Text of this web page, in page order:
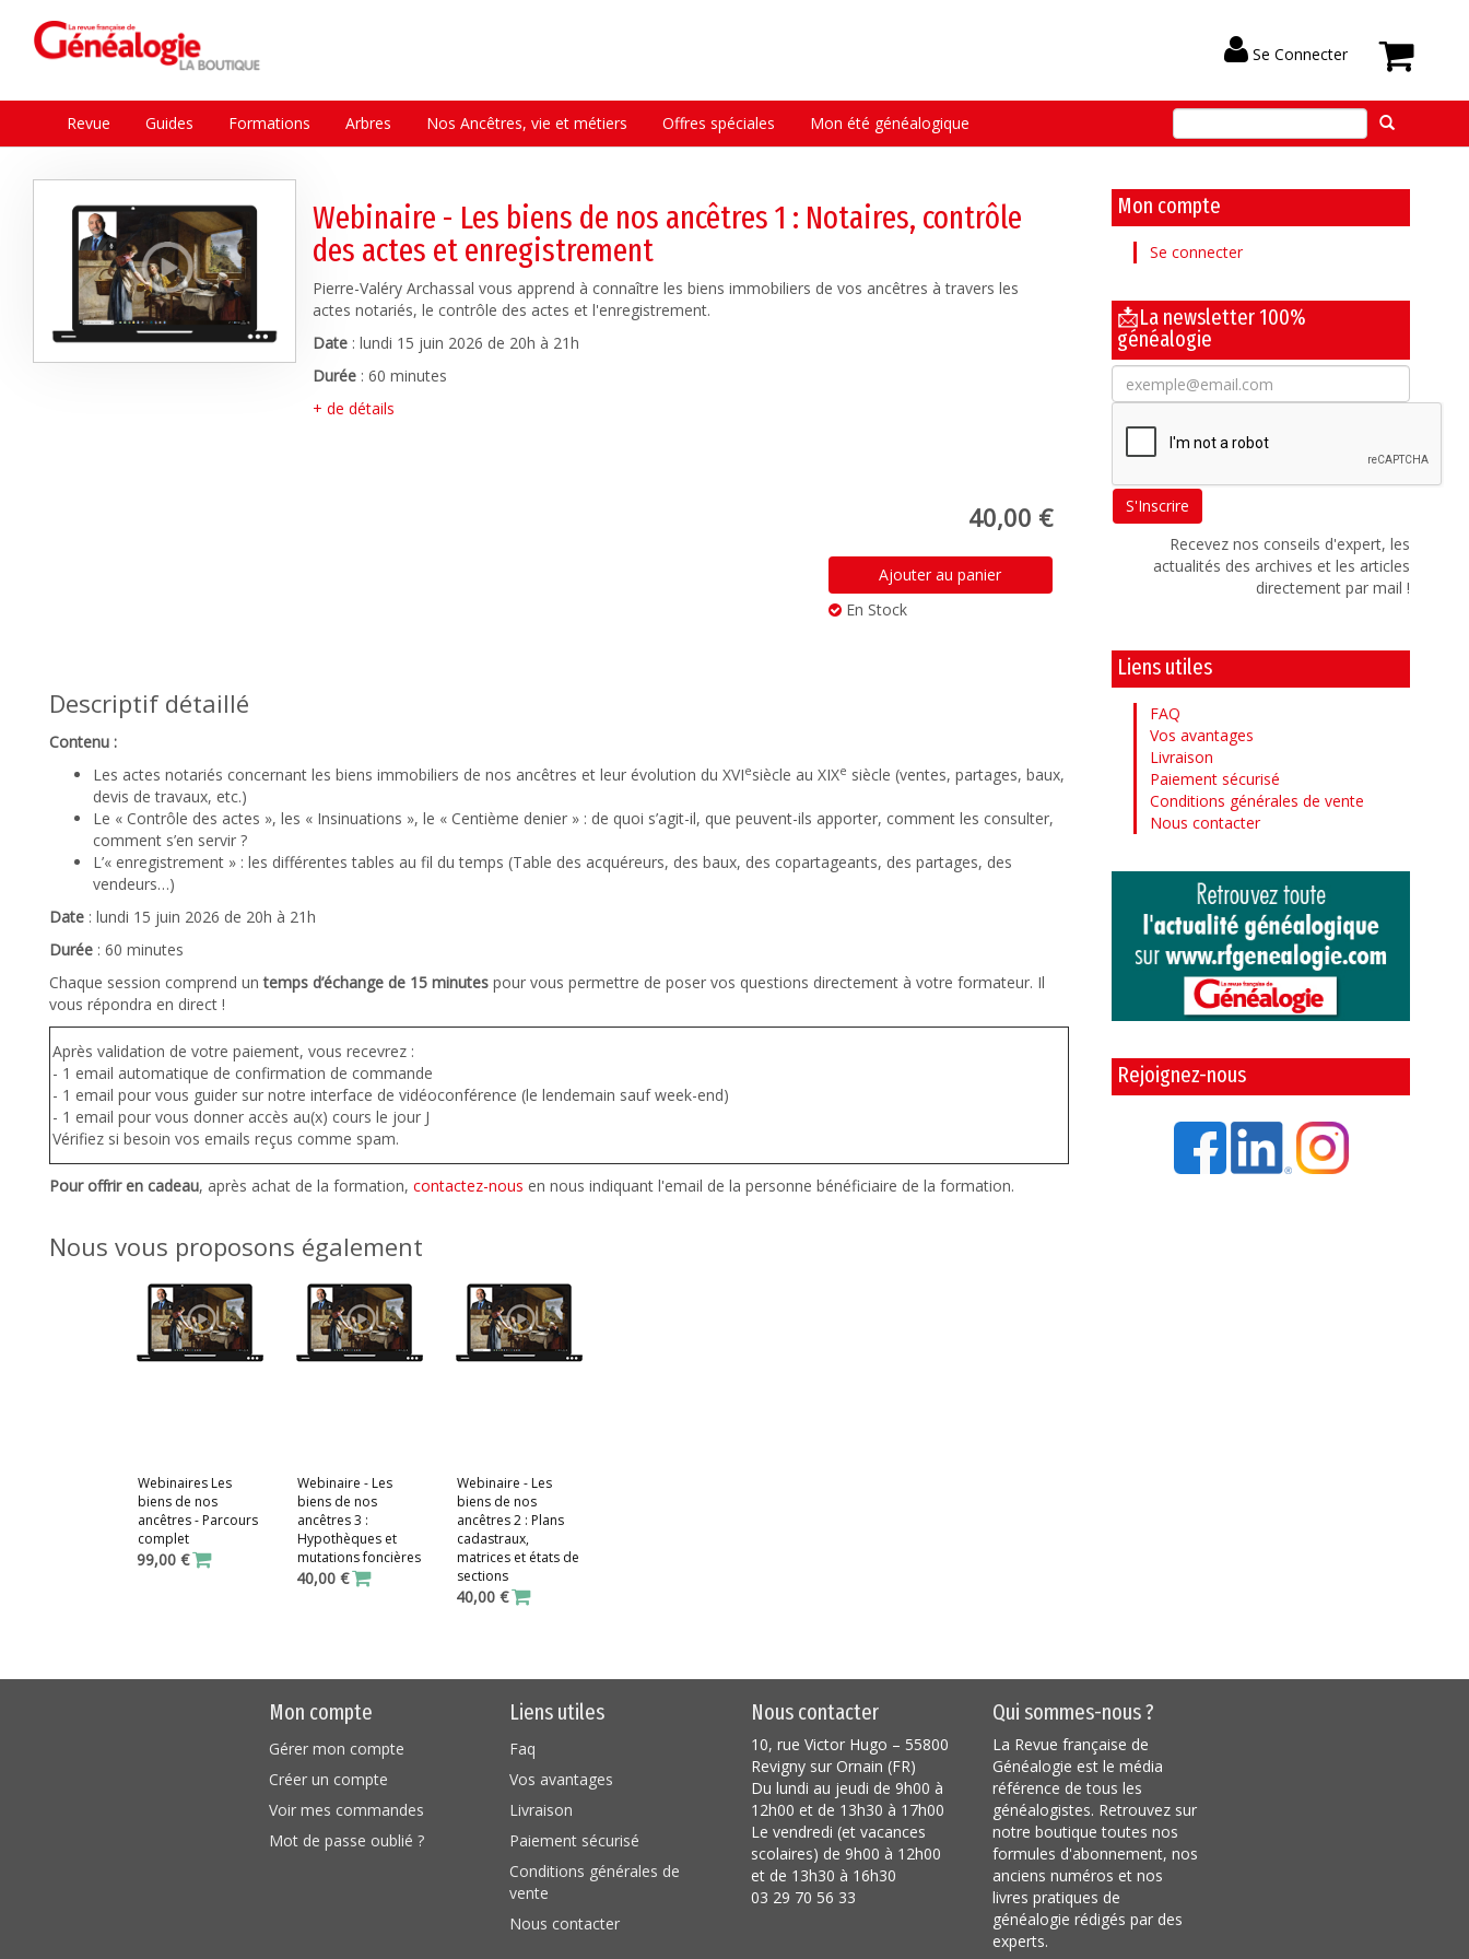
Se Connecter
Revue Guides Formations Arbres Nos Ancêtres, vie et métiers Offres spéciales Mon été généalogique
Webinaire - Les biens de nos ancêtres 1 : Notaires, contrôle
des actes et enregistrement
Pierre-Valéry Archassal vous apprend à connaître les biens immobiliers de vos ancêtres à travers les
actes notariés, le contrôle des actes et l'enregistrement.
Date : lundi 15 juin 2026 de 20h à 21h
Durée : 60 minutes
+ de détails
40,00 €
Ajouter au panier
En Stock
Descriptif détaillé
Contenu :
Les actes notariés concernant les biens immobiliers de nos ancêtres et leur évolution du XVIesiècle au XIXe siècle (ventes, partages, baux,
devis de travaux, etc.)
Le « Contrôle des actes », les « Insinuations », le « Centième denier » : de quoi s’agit-il, que peuvent-ils apporter, comment les consulter,
comment s’en servir ?
L’« enregistrement » : les différentes tables au fil du temps (Table des acquéreurs, des baux, des copartageants, des partages, des
vendeurs…)
Date : lundi 15 juin 2026 de 20h à 21h
Durée : 60 minutes
Chaque session comprend un temps d’échange de 15 minutes pour vous permettre de poser vos questions directement à votre formateur. Il
vous répondra en direct !
Après validation de votre paiement, vous recevrez :
- 1 email automatique de confirmation de commande
- 1 email pour vous guider sur notre interface de vidéoconférence (le lendemain sauf week-end)
- 1 email pour vous donner accès au(x) cours le jour J
Vérifiez si besoin vos emails reçus comme spam.
Pour offrir en cadeau, après achat de la formation, contactez-nous en nous indiquant l'email de la personne bénéficiaire de la formation.
Nous vous proposons également
Webinaires Les
biens de nos
ancêtres - Parcours
complet
99,00 €
Webinaire - Les
biens de nos
ancêtres 3 :
Hypothèques et
mutations foncières
40,00 €
Webinaire - Les
biens de nos
ancêtres 2 : Plans
cadastraux,
matrices et états de
sections
40,00 €
Mon compte
Se connecter
📩La newsletter 100%
généalogie
Recevez nos conseils d'expert, les
actualités des archives et les articles
directement par mail !
Liens utiles
FAQ
Vos avantages
Livraison
Paiement sécurisé
Conditions générales de vente
Nous contacter
Rejoignez-nous
Mon compte
Gérer mon compte
Créer un compte
Voir mes commandes
Mot de passe oublié ?
Liens utiles
Faq
Vos avantages
Livraison
Paiement sécurisé
Conditions générales de
vente
Nous contacter
Nous contacter
10, rue Victor Hugo – 55800
Revigny sur Ornain (FR)
Du lundi au jeudi de 9h00 à
12h00 et de 13h30 à 17h00
Le vendredi (et vacances
scolaires) de 9h00 à 12h00
et de 13h30 à 16h30
03 29 70 56 33
Qui sommes-nous ?
La Revue française de
Généalogie est le média
référence de tous les
généalogistes. Retrouvez sur
notre boutique toutes nos
formules d'abonnement, nos
anciens numéros et nos
livres pratiques de
généalogie rédigés par des
experts.